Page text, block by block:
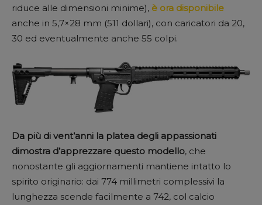
riduce alle dimensioni minime), è ora disponibile
anche in 5,7×28 mm (511 dollari), con caricatori da 20,
30 ed eventualmente anche 55 colpi.
Da più di vent’anni la platea degli appassionati
dimostra d’apprezzare questo modello, che
nonostante gli aggiornamenti mantiene intatto lo
spirito originario: dai 774 millimetri complessivi la
lunghezza scende facilmente a 742, col calcio